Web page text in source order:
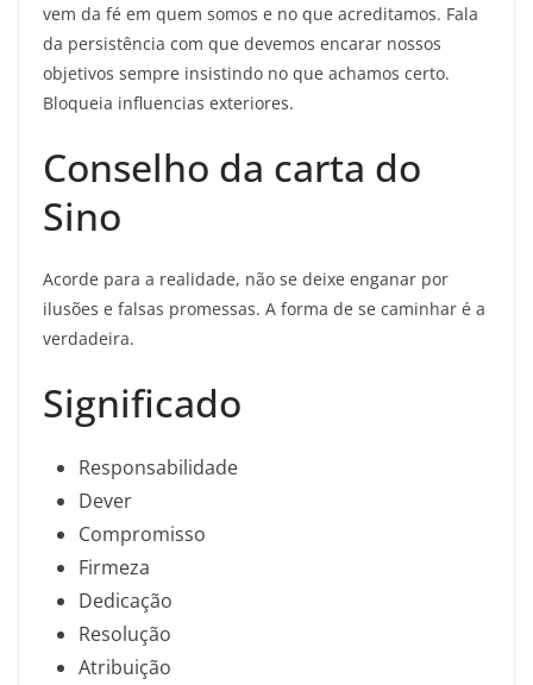
vem da fé em quem somos e no que acreditamos. Fala
da persistência com que devemos encarar nossos
objetivos sempre insistindo no que achamos certo.
Bloqueia influencias exteriores.
Conselho da carta do
Sino
Acorde para a realidade, não se deixe enganar por
ilusões e falsas promessas. A forma de se caminhar é a
verdadeira.
Significado
Responsabilidade
Dever
Compromisso
Firmeza
Dedicação
Resolução
Atribuição